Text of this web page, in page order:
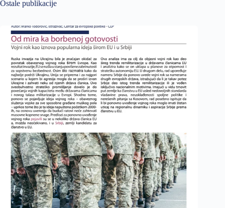
Ostale publikacije